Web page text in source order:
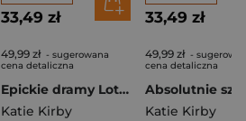
33,49 zł
49,99 zł - sugerowana
cena detaliczna
Epickie dramy Lottie Brooks
Katie Kirby
33,49 zł
49,99 zł -
cena detaliczna
Katie Kirby